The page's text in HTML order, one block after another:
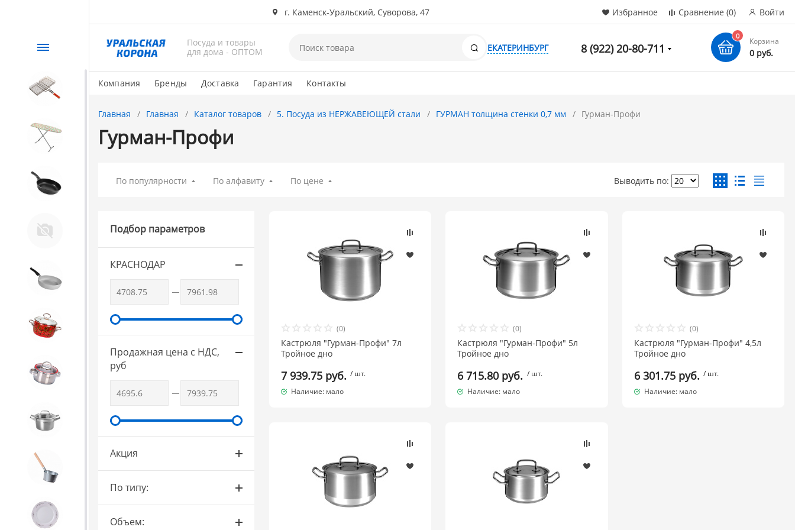
г. Каменск-Уральский, Суворова, 47 Избранное Сравнение (0) Войти
Посуда и товары
для дома - ОПТОМ
Поиск
ЕКАТЕРИНБУРГ 8 (922) 20-80-711
0
Корзина
0 руб.
Компания Бренды Доставка Гарантия Контакты
Каталог
СЕЗОННЫЙ товар
1. Завод Исток
2. Посуда с АНТИПРИГАРНЫМ
Магнитогорская эмаль
3. Посуда и хозтовары из
4. ЭМАЛИРОВАННАЯ посуда и
хозтовары
5. Посуда из НЕРЖАВЕЮЩЕЙ
6. Хозтовары из
ОЦИНКОВАННОЙ стали
7. Посуда из ФАРФОРА и
КЕРАМИКИ
Главная Главная Каталог товаров 5. Посуда из НЕРЖАВЕЮЩЕЙ стали ГУРМАН толщина стенки 0,7 мм Гурман-Профи
Гурман-Профи
По популярности По алфавиту По цене Выводить по:
Подбор параметров
КРАСНОДАР
Продажная цена с НДС,
руб
Акция
По типу:
Объем:
(0)
Кастрюля "Гурман-Профи" 7л
Тройное дно
7 939.75 руб. / шт.
Наличие: мало
(0)
Кастрюля "Гурман-Профи" 5л
Тройное дно
6 715.80 руб. / шт.
Наличие: мало
(0)
Кастрюля "Гурман-Профи" 4,5л
Тройное дно
6 301.75 руб. / шт.
Наличие: мало